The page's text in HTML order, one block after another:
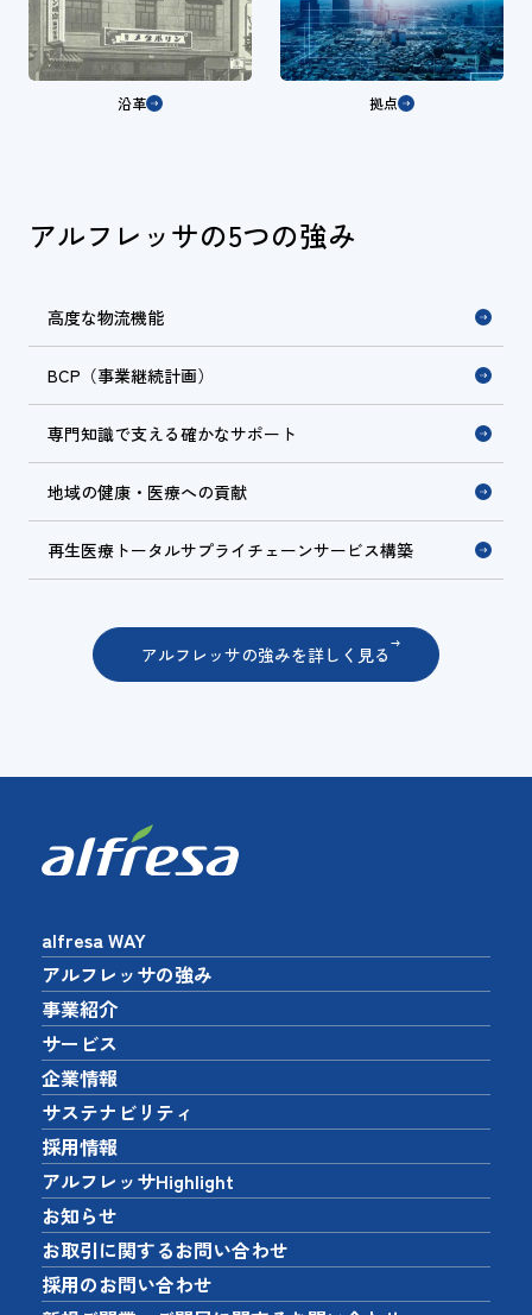
沿革 拠点
アルフレッサの5つの強み
高度な物流機能
BCP（事業継続計画）
専門知識で支える確かなサポート
地域の健康・医療への貢献
再生医療トータルサプライチェーンサービス構築
アルフレッサの強みを詳しく見る
alfresa WAY
アルフレッサの強み
事業紹介
サービス
企業情報
サステナビリティ
採用情報
アルフレッサHighlight
お知らせ
お取引に関するお問い合わせ
採用のお問い合わせ